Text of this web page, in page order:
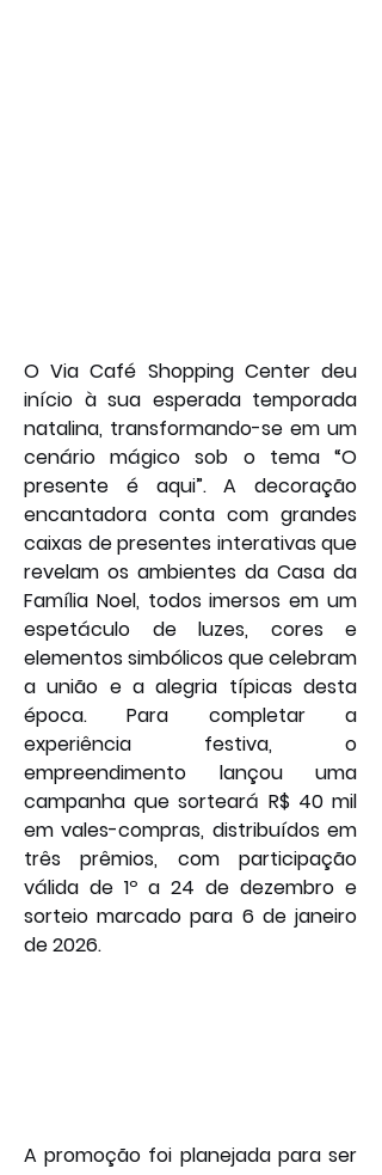
O Via Café Shopping Center deu
início à sua esperada temporada
natalina, transformando-se em um
cenário mágico sob o tema “O
presente é aqui”. A decoração
encantadora conta com grandes
caixas de presentes interativas que
revelam os ambientes da Casa da
Família Noel, todos imersos em um
espetáculo de luzes, cores e
elementos simbólicos que celebram
a união e a alegria típicas desta
época. Para completar a
experiência festiva, o
empreendimento lançou uma
campanha que sorteará R$ 40 mil
em vales-compras, distribuídos em
três prêmios, com participação
válida de 1º a 24 de dezembro e
sorteio marcado para 6 de janeiro
de 2026.
A promoção foi planejada para ser